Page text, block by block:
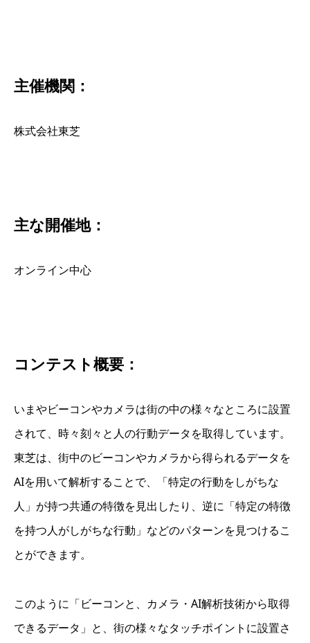
主催機関：
株式会社東芝
主な開催地：
オンライン中心
コンテスト概要：
いまやビーコンやカメラは街の中の様々なところに設置
されて、時々刻々と人の行動データを取得しています。
東芝は、街中のビーコンやカメラから得られるデータを
AIを用いて解析することで、「特定の行動をしがちな
人」が持つ共通の特徴を見出したり、逆に「特定の特徴
を持つ人がしがちな行動」などのパターンを見つけるこ
とができます。
このように「ビーコンと、カメラ・AI解析技術から取得
できるデータ」と、街の様々なタッチポイントに設置さ